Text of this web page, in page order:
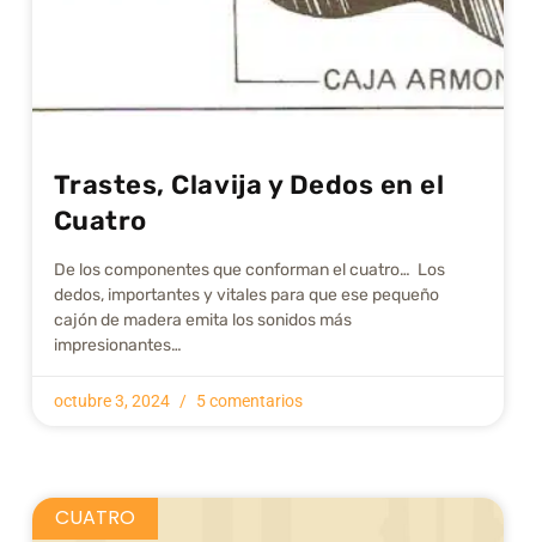
Trastes, Clavija y Dedos en el
Cuatro
De los componentes que conforman el cuatro… Los
dedos, importantes y vitales para que ese pequeño
cajón de madera emita los sonidos más
impresionantes…
octubre 3, 2024 5 comentarios
CUATRO